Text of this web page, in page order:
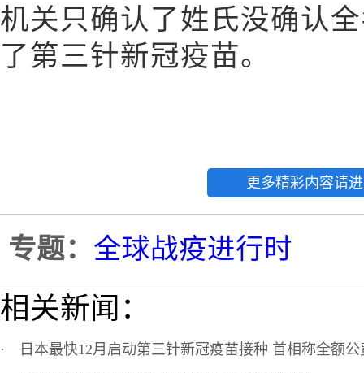
机关只确认了姓氏没确认
了第三针新冠疫苗。
更多精彩内容请
专题： 全球战疫进行时
相关新闻：
·
日本最快12月启动第三针新冠疫苗接种 首相称全额公